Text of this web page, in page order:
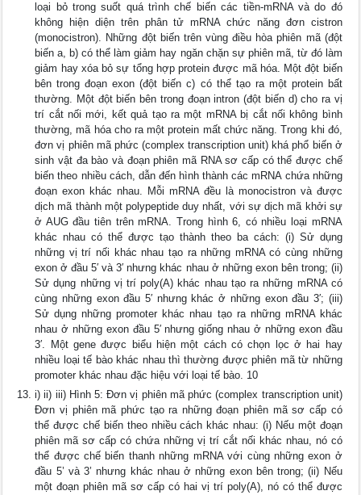
loại bỏ trong suốt quá trình chế biến các tiền-mRNA và do đó
không hiện diện trên phân tử mRNA chức năng đơn cistron
(monocistron). Những đột biến trên vùng điều hòa phiên mã (đột
biến a, b) có thể làm giảm hay ngăn chặn sự phiên mã, từ đó làm
giảm hay xóa bỏ sự tổng hợp protein được mã hóa. Một đột biến
bên trong đoạn exon (đột biến c) có thể tạo ra một protein bất
thường. Một đột biến bên trong đoạn intron (đột biến d) cho ra vị
trí cắt nối mới, kết quả tạo ra một mRNA bị cắt nối không bình
thường, mã hóa cho ra một protein mất chức năng. Trong khi đó,
đơn vị phiên mã phức (complex transcription unit) khá phổ biến ở
sinh vật đa bào và đoạn phiên mã RNA sơ cấp có thể được chế
biến theo nhiều cách, dẫn đến hình thành các mRNA chứa những
đoạn exon khác nhau. Mỗi mRNA đều là monocistron và được
dịch mã thành một polypeptide duy nhất, với sự dịch mã khởi sự
ở AUG đầu tiên trên mRNA. Trong hình 6, có nhiều loại mRNA
khác nhau có thể được tạo thành theo ba cách: (i) Sử dụng
những vị trí nối khác nhau tạo ra những mRNA có cùng những
exon ở đầu 5′ và 3′ nhưng khác nhau ở những exon bên trong; (ii)
Sử dụng những vị trí poly(A) khác nhau tạo ra những mRNA có
cùng những exon đầu 5′ nhưng khác ở những exon đầu 3′; (iii)
Sử dụng những promoter khác nhau tạo ra những mRNA khác
nhau ở những exon đầu 5′ nhưng giống nhau ở những exon đầu
3′. Một gene được biểu hiện một cách có chọn lọc ở hai hay
nhiều loại tế bào khác nhau thì thường được phiên mã từ những
promoter khác nhau đặc hiệu với loại tế bào. 10
i) ii) iii) Hình 5: Đơn vị phiên mã phức (complex transcription unit)
Đơn vị phiên mã phức tạo ra những đoạn phiên mã sơ cấp có
thể được chế biến theo nhiều cách khác nhau: (i) Nếu một đoạn
phiên mã sơ cấp có chứa những vị trí cắt nối khác nhau, nó có
thể được chế biến thanh những mRNA với cùng những exon ở
đầu 5’ và 3’ nhưng khác nhau ở những exon bên trong; (ii) Nếu
một đoạn phiên mã sơ cấp có hai vị trí poly(A), nó có thể được